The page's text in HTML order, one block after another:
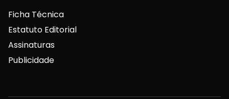
Ficha Técnica
Estatuto Editorial
Assinaturas
Publicidade